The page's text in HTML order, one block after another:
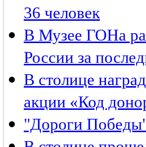
36 человек
В Музее ГОНа
России за
В столице
акции «Код
"Дороги